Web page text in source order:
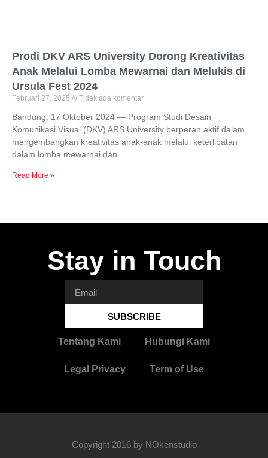
Prodi DKV ARS University Dorong Kreativitas
Anak Melalui Lomba Mewarnai dan Melukis di
Ursula Fest 2024
Februari 27, 2025 Tidak ada komentar
Bandung, 17 Oktober 2024 — Program Studi Desain
Komunikasi Visual (DKV) ARS University berperan aktif dalam
mengembangkan kreativitas anak-anak melalui keterlibatan
dalam lomba mewarnai dan
Read More »
Stay in Touch
SUBSCRIBE
Tentang Kami Hubungi Kami
Legal Privacy Term of Use
Copyright 2016 by NOkenstudio